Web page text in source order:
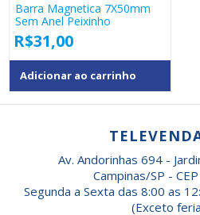
Barra Magnetica 7X50mm
Sem Anel Peixinho
R$31,00
Adicionar ao carrinho
Av. Andorinhas 694 -
Campinas/SP -
Segunda a Sexta das 8:00 as
(Exceto